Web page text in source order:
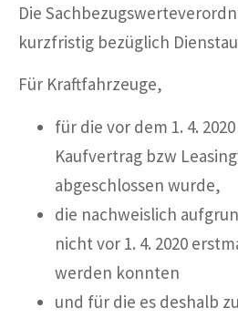
Die
kurzfristig bezüglich
Für Kraftfahrzeuge,
für die vor dem 1. 4.
Kaufvertrag bzw
abgeschlossen wurde,
die nachweislich
nicht vor 1. 4. 2020
werden konnten
und für die es deshalb